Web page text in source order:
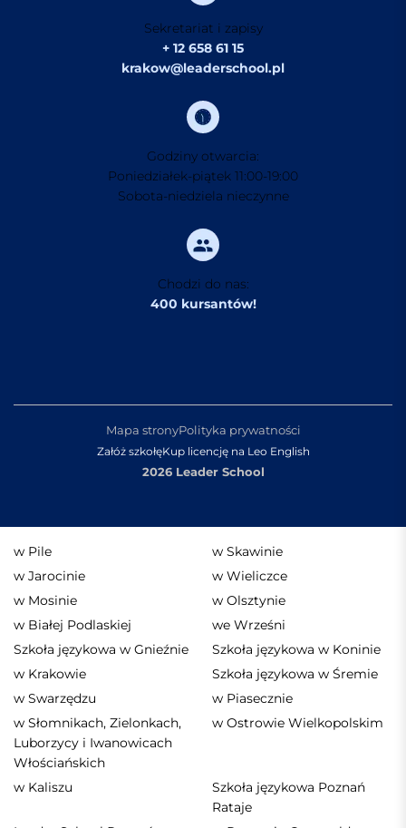
Sekretariat i zapisy
+ 12 658 61 15
krakow@leaderschool.pl
Godziny otwarcia:
Poniedziałek-piątek 11:00-19:00
Sobota-niedziela nieczynne
Chodzi do nas:
400 kursantów!
2026 Leader School
Załóż szkołęKup licencję na Leo English
Mapa stronyPolityka prywatności
w Pile
w Skawinie
w Jarocinie
w Wieliczce
w Mosinie
w Olsztynie
w Białej Podlaskiej
we Wrześni
Szkoła językowa w Gnieźnie
Szkoła językowa w Koninie
w Krakowie
Szkoła językowa w Śremie
w Swarzędzu
w Piasecznie
w Słomnikach, Zielonkach,
Luborzycy i Iwanowicach
Włościańskich
w Ostrowie Wielkopolskim
w Kaliszu
Szkoła językowa Poznań
Rataje